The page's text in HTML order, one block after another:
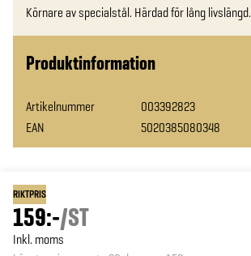
Körnare av specialstål. Härdad för lång livslängd.
Produktinformation
Artikelnummer
003392823
EAN
5020385080348
RIKTPRIS
159:-/ST
Inkl. moms